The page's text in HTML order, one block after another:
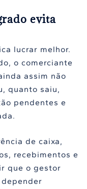
evita
lucrar melhor.
o comerciante
assim não
quanto saiu,
pendentes e
de caixa,
recebimentos e
que o gestor
depender